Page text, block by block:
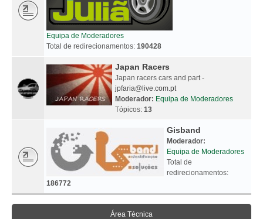
Equipa de Moderadores
Total de redirecionamentos: 190428
Japan Racers
Japan racers cars and part -
jpfaria@live.com.pt
Moderador: Equipa de Moderadores
Tópicos: 13
Gisband
Moderador:
Equipa de Moderadores
Total de
redirecionamentos:
186772
Área Técnica